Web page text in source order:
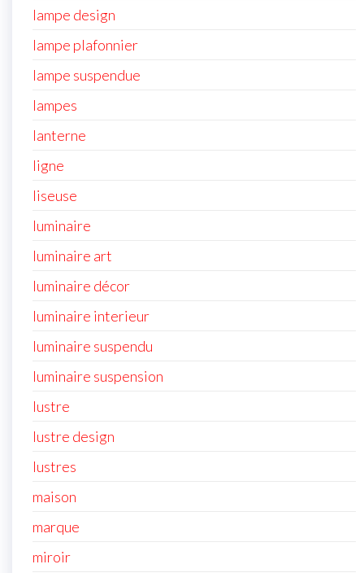
lampe design
lampe plafonnier
lampe suspendue
lampes
lanterne
ligne
liseuse
luminaire
luminaire art
luminaire décor
luminaire interieur
luminaire suspendu
luminaire suspension
lustre
lustre design
lustres
maison
marque
miroir